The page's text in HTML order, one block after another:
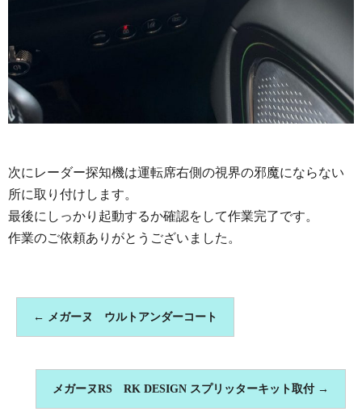
次にレーダー探知機は運転席右側の視界の邪魔にならない
所に取り付けします。
最後にしっかり起動するか確認をして作業完了です。
作業のご依頼ありがとうございました。
← メガーヌ ウルトアンダーコート
メガーヌRS RK DESIGN スプリッターキット取付 →